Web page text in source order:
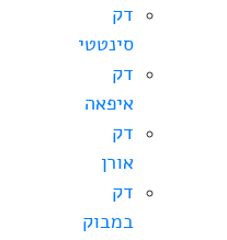
דק
סינטטי
דק
איפאה
דק
אורן
דק
במבוק